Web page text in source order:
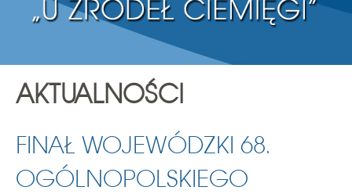
AKTUALNOŚCI
FINAŁ WOJEWÓDZKI 68.
OGÓLNOPOLSKIEGO